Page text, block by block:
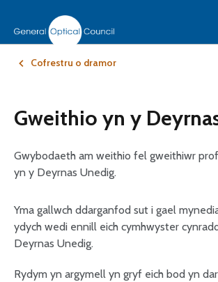
Cofrestru o dramor
Gweithio yn y
Gwybodaeth am weithio fel gweithiwr
yn y Deyrnas Unedig.
Yma gallwch ddarganfod sut i gael
ydych wedi ennill eich cymhwyster
Deyrnas Unedig.
Rydym yn argymell yn gryf eich bod yn